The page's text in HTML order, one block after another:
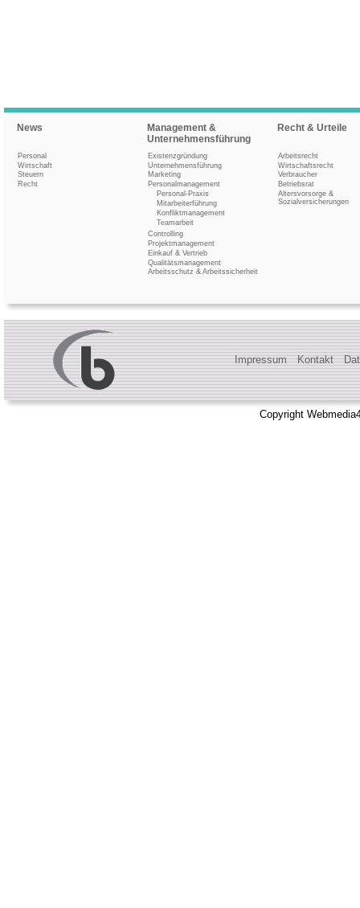
News
Personal
Wirtschaft
Steuern
Recht
Management &
Unternehmensführung
Existenzgründung
Unternehmensführung
Marketing
Personalmanagement
Personal-Praxis
Mitarbeiterführung
Konfliktmanagement
Teamarbeit
Controlling
Projektmanagement
Einkauf & Vertrieb
Qualitätsmanagement
Arbeitsschutz & Arbeitssicherheit
Recht & Urteile
Arbeitsrecht
Wirtschaftsrecht
Verbraucher
Betriebsrat
Altersvorsorge &
Sozialversicherungen
Impressum Kontakt
Copyright